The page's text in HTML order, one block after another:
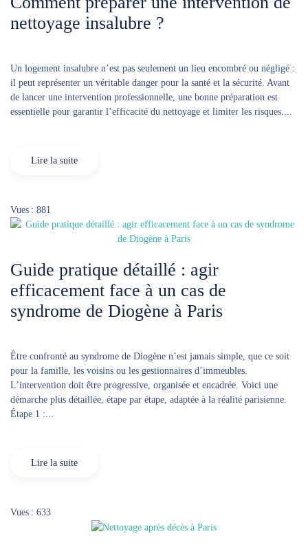
nettoyage insalubre ?
Un logement insalubre n’est pas seulement un lieu encombré ou négligé :
il peut représenter un véritable danger pour la santé et la sécurité. Avant
de lancer une intervention professionnelle, une bonne préparation est
essentielle pour garantir l’efficacité du nettoyage et limiter les risques....
Lire la suite
Vues : 881
Guide pratique détaillé : agir
efficacement face à un cas de
syndrome de Diogène à Paris
Être confronté au syndrome de Diogène n’est jamais simple, que ce soit
pour la famille, les voisins ou les gestionnaires d’immeubles.
L’intervention doit être progressive, organisée et encadrée. Voici une
démarche plus détaillée, étape par étape, adaptée à la réalité parisienne.
Étape 1 :...
Lire la suite
Vues : 633